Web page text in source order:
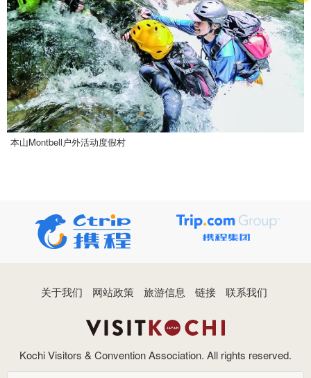
本山Montbell户外活动度假村
关于我们 网站政策 旅游信息 链接 联系我们
Kochi Visitors & Convention Association. All rights reserved.